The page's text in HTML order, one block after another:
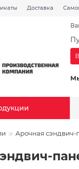
Доставка
Арочная сэндвич-